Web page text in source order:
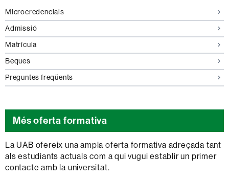
Microcredencials
Admissió
Matrícula
Beques
Preguntes freqüents
Més oferta formativa
La UAB ofereix una ampla oferta formativa adreçada tant
als estudiants actuals com a qui vugui establir un primer
contacte amb la universitat.